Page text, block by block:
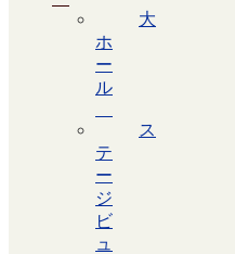
大
ホ
ー
ル
ス
テ
ー
ジ
ビ
ュ